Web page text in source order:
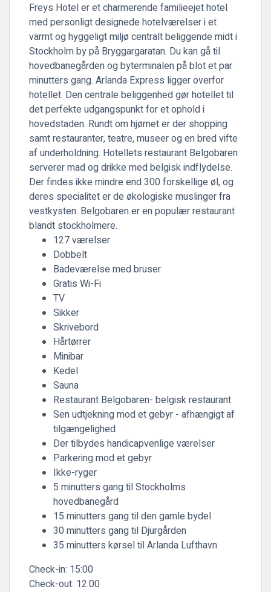
Freys Hotel er et charmerende familieejet hotel
med personligt designede hotelværelser i et
varmt og hyggeligt miljø centralt beliggende midt i
Stockholm by på Bryggargaratan. Du kan gå til
hovedbanegården og byterminalen på blot et par
minutters gang. Arlanda Express ligger overfor
hotellet. Den centrale beliggenhed gør hotellet til
det perfekte udgangspunkt for et ophold i
hovedstaden. Rundt om hjørnet er der shopping
samt restauranter, teatre, museer og en bred vifte
af underholdning. Hotellets restaurant Belgobaren
serverer mad og drikke med belgisk indflydelse.
Der findes ikke mindre end 300 forskellige øl, og
deres specialitet er de økologiske muslinger fra
vestkysten. Belgobaren er en populær restaurant
blandt stockholmere.
127 værelser
Dobbelt
Badeværelse med bruser
Gratis Wi-Fi
TV
Sikker
Skrivebord
Hårtørrer
Minibar
Kedel
Sauna
Restaurant Belgobaren- belgisk restaurant
Sen udtjekning mod et gebyr - afhængigt af
tilgængelighed
Der tilbydes handicapvenlige værelser
Parkering mod et gebyr
Ikke-ryger
5 minutters gang til Stockholms
hovedbanegård
15 minutters gang til den gamle bydel
30 minutters gang til Djurgården
35 minutters kørsel til Arlanda Lufthavn
Check-in: 15:00
Check-out: 12:00